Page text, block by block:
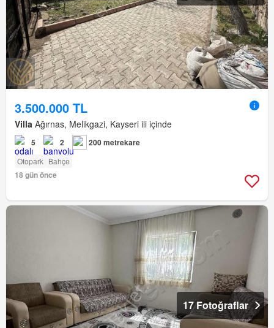
3.500.000 TL
Villa Ağırnas, Melikgazi, Kayseri ili içinde
5 2 200 metrekare
Otopark Bahçe
18 gün önce
17 Fotoğraflar